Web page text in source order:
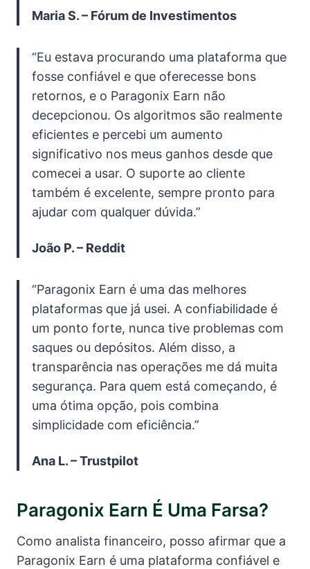
Maria S. – Fórum de Investimentos
“Eu estava procurando uma plataforma que
fosse confiável e que oferecesse bons
retornos, e o Paragonix Earn não
decepcionou. Os algoritmos são realmente
eficientes e percebi um aumento
significativo nos meus ganhos desde que
comecei a usar. O suporte ao cliente
também é excelente, sempre pronto para
ajudar com qualquer dúvida.”
João P. – Reddit
“Paragonix Earn é uma das melhores
plataformas que já usei. A confiabilidade é
um ponto forte, nunca tive problemas com
saques ou depósitos. Além disso, a
transparência nas operações me dá muita
segurança. Para quem está começando, é
uma ótima opção, pois combina
simplicidade com eficiência.”
Ana L. – Trustpilot
Paragonix Earn É Uma Farsa?
Como analista financeiro, posso afirmar que a
Paragonix Earn é uma plataforma confiável e